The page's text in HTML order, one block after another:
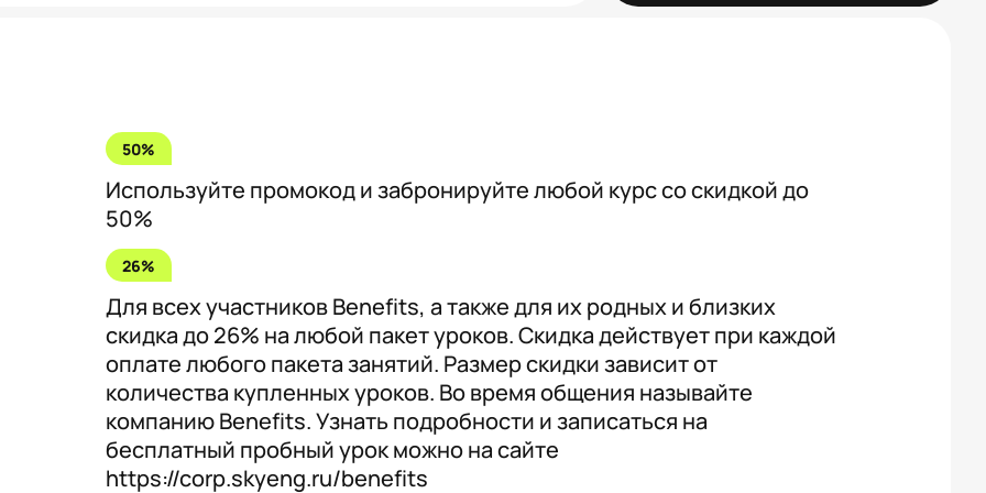
50%
Используйте промокод и забронируйте любой курс со скидкой до
50%
26%
Для всех участников Benefits, а также для их родных и близких
скидка до 26% на любой пакет уроков. Скидка действует при каждой
оплате любого пакета занятий. Размер скидки зависит от
количества купленных уроков. Во время общения называйте
компанию Benefits. Узнать подробности и записаться на
бесплатный пробный урок можно на сайте
https://corp.skyeng.ru/benefits